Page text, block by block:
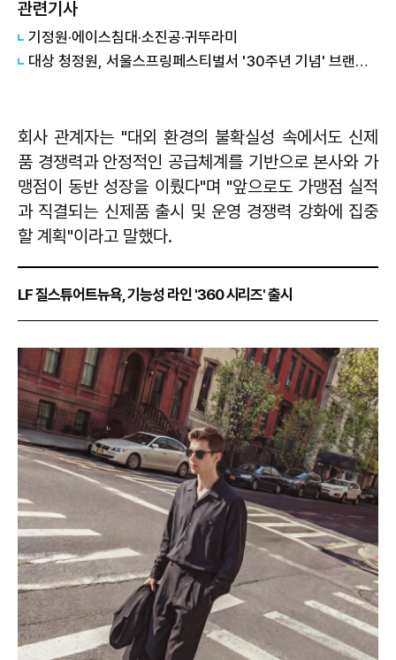
관련기사
기정원·에이스침대·소진공·귀뚜라미
대상 청정원, 서울스프링페스티벌서 '30주년 기념' 브랜드 부스 운영 외
회사 관계자는 "대외 환경의 불확실성 속에서도 신제
품 경쟁력과 안정적인 공급체계를 기반으로 본사와 가
맹점이 동반 성장을 이뤘다"며 "앞으로도 가맹점 실적
과 직결되는 신제품 출시 및 운영 경쟁력 강화에 집중
할 계획"이라고 말했다.
LF 질스튜어트뉴욕, 기능성 라인 '360 시리즈' 출시